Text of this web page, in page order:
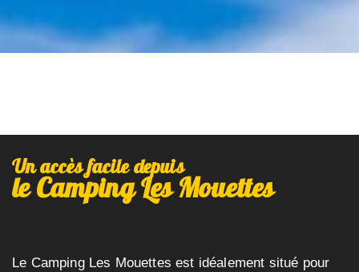
Un accès facile depuis
le Camping Les Mouettes
Le Camping Les Mouettes est idéalement situé pour